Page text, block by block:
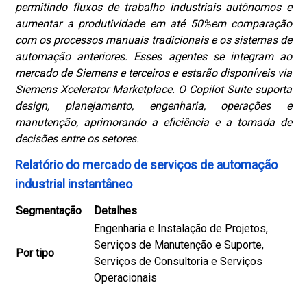
permitindo fluxos de trabalho industriais autônomos e
aumentar a produtividade em até 50%em comparação
com os processos manuais tradicionais e os sistemas de
automação anteriores. Esses agentes se integram ao
mercado de Siemens e terceiros e estarão disponíveis via
Siemens Xcelerator Marketplace. O Copilot Suite suporta
design, planejamento, engenharia, operações e
manutenção, aprimorando a eficiência e a tomada de
decisões entre os setores.
Relatório do mercado de serviços de automação
industrial instantâneo
Segmentação Detalhes
Por tipo
Engenharia e Instalação de Projetos,
Serviços de Manutenção e Suporte,
Serviços de Consultoria e Serviços
Operacionais